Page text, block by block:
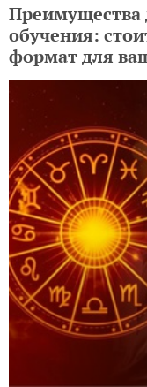
Преимущества
обучения:
формат для